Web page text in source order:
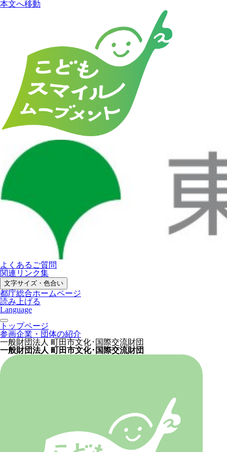
本文へ移動
よくあるご質問
関連リンク集
文字サイズ・色合い
都庁総合ホームページ
読み上げる
Language
トップページ
参画企業・団体の紹介
一般財団法人 町田市文化･国際交流財団
一般財団法人 町田市文化･国際交流財団